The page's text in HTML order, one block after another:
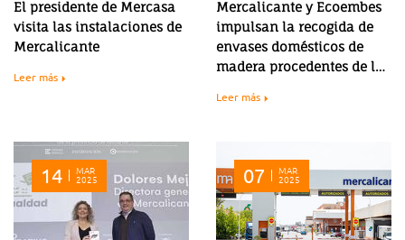
El presidente de Mercasa
visita las instalaciones de
Mercalicante
Leer más
Mercalicante y Ecoembes
impulsan la recogida de
envases domésticos de
madera procedentes de la
mayorista
Leer más
14 MAR
2025 07 MAR
2025